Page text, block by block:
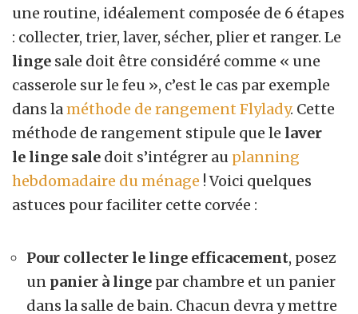
une routine, idéalement composée de 6 étapes
: collecter, trier, laver, sécher, plier et ranger. Le
linge sale doit être considéré comme « une
casserole sur le feu », c’est le cas par exemple
dans laméthode de rangement Flylady. Cette
méthode de rangement stipule que le laver
le linge sale doit s’intégrer au planning
hebdomadaire du ménage ! Voici quelques
astuces pour faciliter cette corvée :
Pour collecter le linge efficacement, posez
un panier à linge par chambre et un panier
dans la salle de bain. Chacun devra y mettre